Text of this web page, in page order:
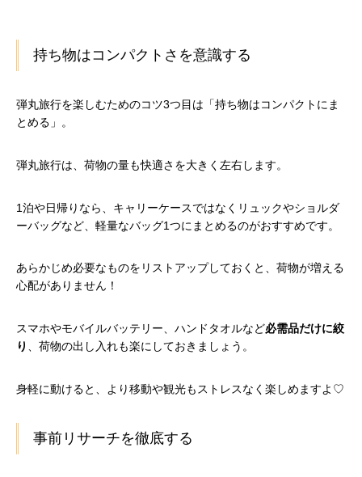
持ち物はコンパクトさを意識する
弾丸旅行を楽しむためのコツ3つ目は「持ち物はコンパクトにま
とめる」。
弾丸旅行は、荷物の量も快適さを大きく左右します。
1泊や日帰りなら、キャリーケースではなくリュックやショルダ
ーバッグなど、軽量なバッグ1つにまとめるのがおすすめです。
あらかじめ必要なものをリストアップしておくと、荷物が増える
心配がありません！
スマホやモバイルバッテリー、ハンドタオルなど必需品だけに絞
り
、荷物の出し入れも楽にしておきましょう。
身軽に動けると、より移動や観光もストレスなく楽しめますよ♡
事前リサーチを徹底する